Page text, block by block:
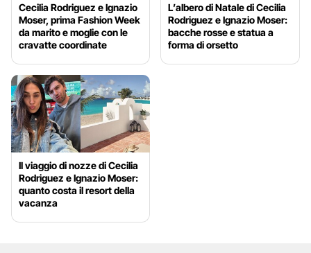
Cecilia Rodriguez e Ignazio
Moser, prima Fashion Week
da marito e moglie con le
cravatte coordinate
L’albero di Natale di Cecilia
Rodriguez e Ignazio Moser:
bacche rosse e statua a
forma di orsetto
Il viaggio di nozze di Cecilia
Rodriguez e Ignazio Moser:
quanto costa il resort della
vacanza